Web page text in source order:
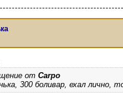
от Carpo
300 боливар, ехал лично,